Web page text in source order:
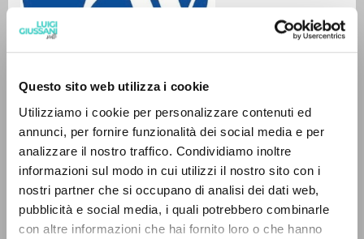
Questo sito web utilizza i cookie
Utilizziamo i cookie per personalizzare contenuti ed
annunci, per fornire funzionalità dei social media e per
analizzare il nostro traffico. Condividiamo inoltre
informazioni sul modo in cui utilizzi il nostro sito con i
nostri partner che si occupano di analisi dei dati web,
pubblicità e social media, i quali potrebbero combinarle
con altre informazioni che hai fornito loro o che hanno
Giussani Luigi Autore
Italiano
Avvenire
1983
Pagine: 1
0DOCUMENTI TROVATI